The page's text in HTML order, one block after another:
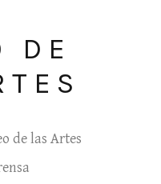
DE
de las Artes